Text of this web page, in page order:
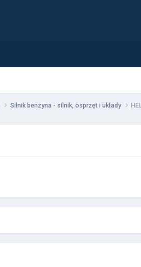
Silnik benzyna - silnik, osprzęt i układy